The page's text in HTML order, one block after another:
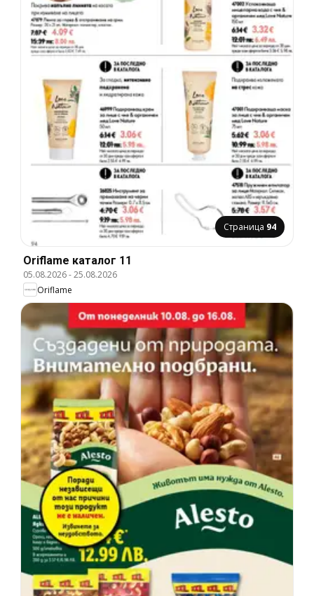
Страница 94
Oriflame каталог 11
05.08.2026-25.08.2026
Oriflame